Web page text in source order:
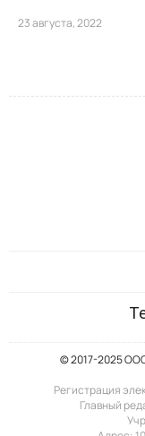
23 августа, 2022
© 2017-2025
Регистрация
Главный